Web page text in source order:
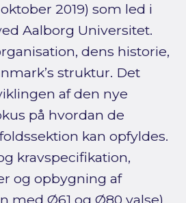
2019) som led i
Aalborg Universitet.
dens historie,
struktur. Det
af den nye
på hvordan de
kan opfyldes.
kravspecifikation,
og opbygning af